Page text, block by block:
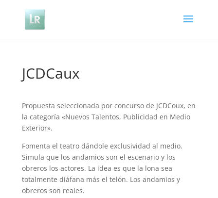
JCDCaux
Propuesta seleccionada por concurso de JCDCoux, en
la categoría «Nuevos Talentos, Publicidad en Medio
Exterior».
Fomenta el teatro dándole exclusividad al medio.
Simula que los andamios son el escenario y los
obreros los actores. La idea es que la lona sea
totalmente diáfana más el telón. Los andamios y
obreros son reales.